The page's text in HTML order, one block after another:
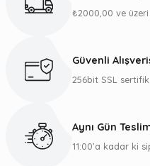
₺2000,00 ve
Güvenli
256bit SSL
Aynı Gün
11:00’a kadar ki